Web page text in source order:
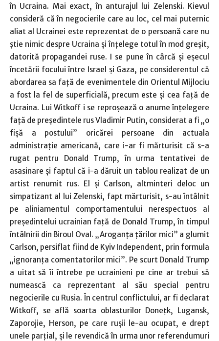
în Ucraina. Mai exact, în anturajul lui Zelenski. Kievul
consideră că în negocierile care au loc, cel mai puternic
aliat al Ucrainei este reprezentat de o persoană care nu
ştie nimic despre Ucraina şi înţelege totul în mod greşit,
datorită propagandei ruse. I se pune în cârcă şi eşecul
încetării focului între Israel şi Gaza, pe considerentul că
abordarea sa faţă de evenimentele din Orientul Mijlociu
a fost la fel de superficială, precum este şi cea faţă de
Ucraina. Lui Witkoff i se reproşează o anume înţelegere
faţă de preşedintele rus Vladimir Putin, considerat a fi „o
fişă a postului” oricărei persoane din actuala
administraţie americană, care i-ar fi mărturisit că s-a
rugat pentru Donald Trump, în urma tentativei de
asasinare şi faptul că i-a dăruit un tablou realizat de un
artist renumit rus. El şi Carlson, altminteri deloc un
simpatizant al lui Zelenski, fapt mărturisit, s-au întâlnit
pe aliniamentul comportamentului nerespectuos al
preşedintelui ucrainian faţă de Donald Trump, în timpul
întâlnirii din Biroul Oval. „Aroganţa ţărilor mici” a glumit
Carlson, persiflat fiind de Kyiv Independent, prin formula
„ignoranţa comentatorilor mici”. Pe scurt Donald Trump
a uitat să îi întrebe pe ucrainieni pe cine ar trebui să
numească ca reprezentant al său special pentru
negocierile cu Rusia. În centrul conflictului, ar fi declarat
Witkoff, se află soarta oblasturilor Doneţk, Lugansk,
Zaporojie, Herson, pe care ruşii le-au ocupat, e drept
unele parţial, şi le revendică în urma unor referendumuri